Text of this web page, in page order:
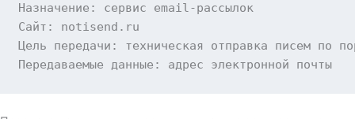
Назначение :
сервис email-рассылок
Сайт :
notisend.ru
Цель передачи :
техническая отправка писем по
Передаваемые данные : адрес электронной почты